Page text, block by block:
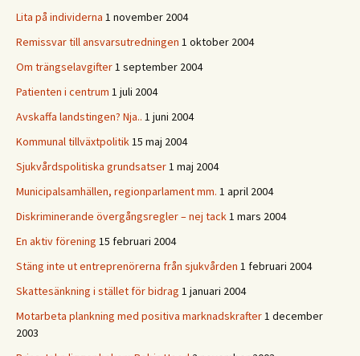
Lita på individerna 1 november 2004
Remissvar till ansvarsutredningen 1 oktober 2004
Om trängselavgifter1 september 2004
Patienten i centrum 1 juli 2004
Avskaffa landstingen? Nja.. 1 juni 2004
Kommunal tillväxtpolitik15 maj 2004
Sjukvårdspolitiska grundsatser1 maj 2004
Municipalsamhällen, regionparlament mm. 1 april 2004
Diskriminerande övergångsregler – nej tack1 mars 2004
En aktiv förening 15 februari 2004
Stäng inte ut entreprenörerna från sjukvården 1 februari 2004
Skattesänkning i stället för bidrag 1 januari 2004
Motarbeta plankning med positiva marknadskrafter1 december
2003